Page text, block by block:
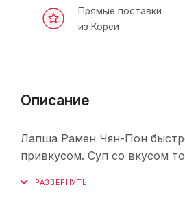
Прямые поставки
из Кореи
Описание
Лапша Рамен Чян-Пон
привкусом. Суп со вкусом